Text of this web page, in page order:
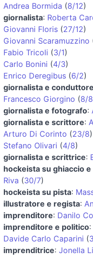
Andrea Bormida (8/12)
giornalista: Roberta
Giovanni Floris (27/12)
Giovanni Scaramuzzino
Fabio Tricoli (3/1)
Carlo Bonini (4/3)
Enrico Deregibus (6/2)
giornalista e
Francesco Giorgino (8/8
giornalista e fotografo:
giornalista e scrittore:
Arturo Di Corinto (23/8)
Stefano Olivari (4/8)
giornalista e scrittrice:
hockeista su ghiaccio
Riva (30/7)
hockeista su pista:
illustratore e regista:
imprenditore: Danilo
imprenditore e politico:
Davide Carlo Caparini (
imprenditrice: Jonella